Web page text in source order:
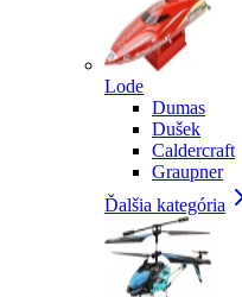
Lode
Dumas
Dušek
Caldercraft
Graupner
Ďalšia kategória